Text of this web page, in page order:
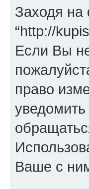
Заходя на
“http://
Если Вы
право
Ваше с